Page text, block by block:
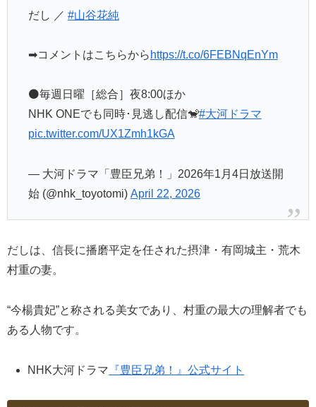
だし ／ #山谷花純
➡コメントはこちらから https://t.co/6FEBNqEnYm
⚫️毎週日曜［総合］夜8:00ほか
NHK ONEでも同時･見逃し配信🐒#大河ドラマ
pic.twitter.com/UX1Zmh1kGA
— 大河ドラマ「豊臣兄弟！」2026年1月4日放送開
始 (@nhk_toyotomi) April 22, 2026
だしは、信長に播磨平定を任された摂津・有岡城主・荒木
村重の妻。
“今楊貴妃”と称される美女であり、村重の最大の理解者でも
ある人物です。
NHK大河ドラマ 『豊臣兄弟！』公式サイト